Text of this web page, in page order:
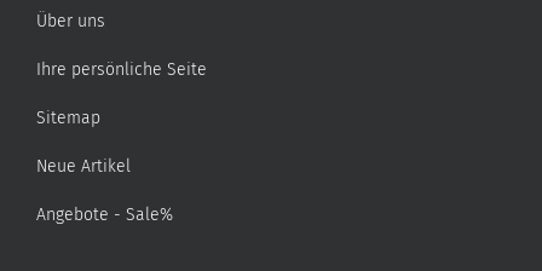
Über uns
Ihre persönliche Seite
Sitemap
Neue Artikel
Angebote - Sale%